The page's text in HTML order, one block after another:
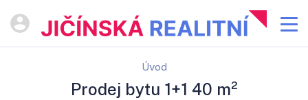
Úvod
Prodej bytu 1+1 40 m²